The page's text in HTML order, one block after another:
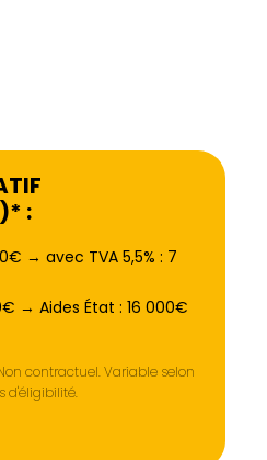
:
→ avec TVA 5,5% : 7
→ Aides État : 16 000€
contractuel. Variable selon
d'éligibilité.